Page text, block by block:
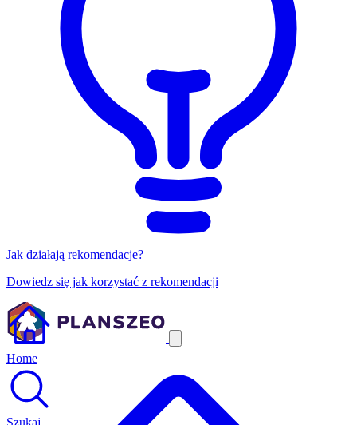
Jak działają rekomendacje?
Dowiedz się jak korzystać z rekomendacji
Home
Szukaj